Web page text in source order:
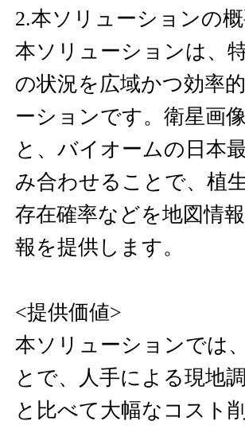
2.本ソリューションの
本ソリューションは、
の状況を広域かつ効率
ーションです。衛星画
と、バイオームの日本
み合わせることで、植
存在確率などを地図情
報を提供します。
<提供価値>
本ソリューションでは
とで、人手による現地
と比べて大幅なコスト